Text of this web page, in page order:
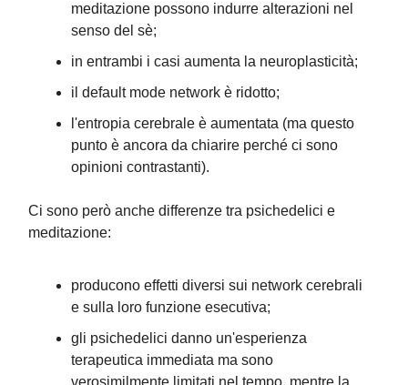
meditazione possono indurre alterazioni nel
senso del sè;
in entrambi i casi aumenta la neuroplasticità;
il default mode network è ridotto;
l'entropia cerebrale è aumentata (ma questo
punto è ancora da chiarire perché ci sono
opinioni contrastanti).
Ci sono però anche differenze tra psichedelici e
meditazione:
producono effetti diversi sui network cerebrali
e sulla loro funzione esecutiva;
gli psichedelici danno un'esperienza
terapeutica immediata ma sono